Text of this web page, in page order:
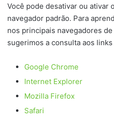
Você pode desativar ou ativar
navegador padrão. Para
nos principais navegadores
sugerimos a consulta aos links
Google Chrome
Internet Explorer
Mozilla Firefox
Safari